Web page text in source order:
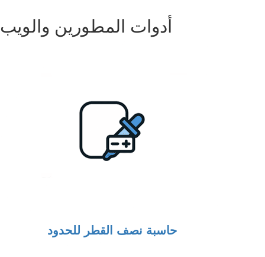
أدوات المطورين والويب
حاسبة نصف القطر للحدود